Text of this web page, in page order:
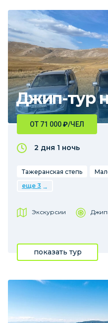
Джип-тур
ОТ 71 000₽/ЧЕЛ
2 дня 1 ночь
Тажеранская степь
еще 3
Экскурсии
показать тур